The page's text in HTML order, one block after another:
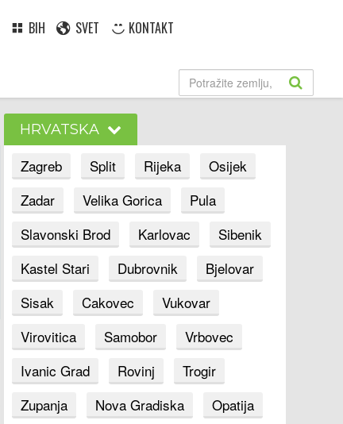
BIH SVET KONTAKT
HRVATSKA
Zagreb Split Rijeka
Osijek
Zadar
Velika Gorica
Pula
Slavonski Brod
Karlovac
Sibenik
Kastel Stari
Dubrovnik
Bjelovar
Sisak
Cakovec
Vukovar
Virovitica
Samobor
Vrbovec
Ivanic Grad
Rovinj
Trogir
Zupanja
Nova Gradiska
Opatija